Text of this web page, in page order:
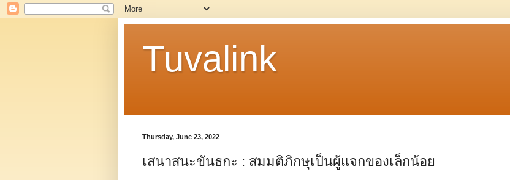
Tuvalink
Thursday, June 23, 2022
เสนาสนะขันธกะ : สมมติภิกษุเป็นผู้แจกของเล็กน้อย